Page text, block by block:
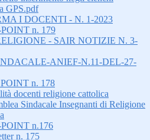
GPS.pdf
I DOCENTI - N. 1-2023
n. 179
- SAIR NOTIZIE N. 3-
ANIEF-N.11-DEL-27-
n. 178
docenti religione cattolica
Sindacale Insegnanti di Religione
n.176
n. 175